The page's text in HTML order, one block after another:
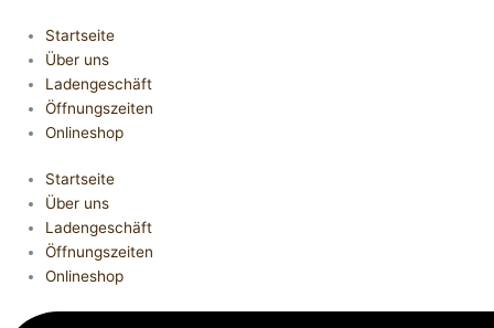
Startseite
Über uns
Ladengeschäft
Öffnungszeiten
Onlineshop
Startseite
Über uns
Ladengeschäft
Öffnungszeiten
Onlineshop